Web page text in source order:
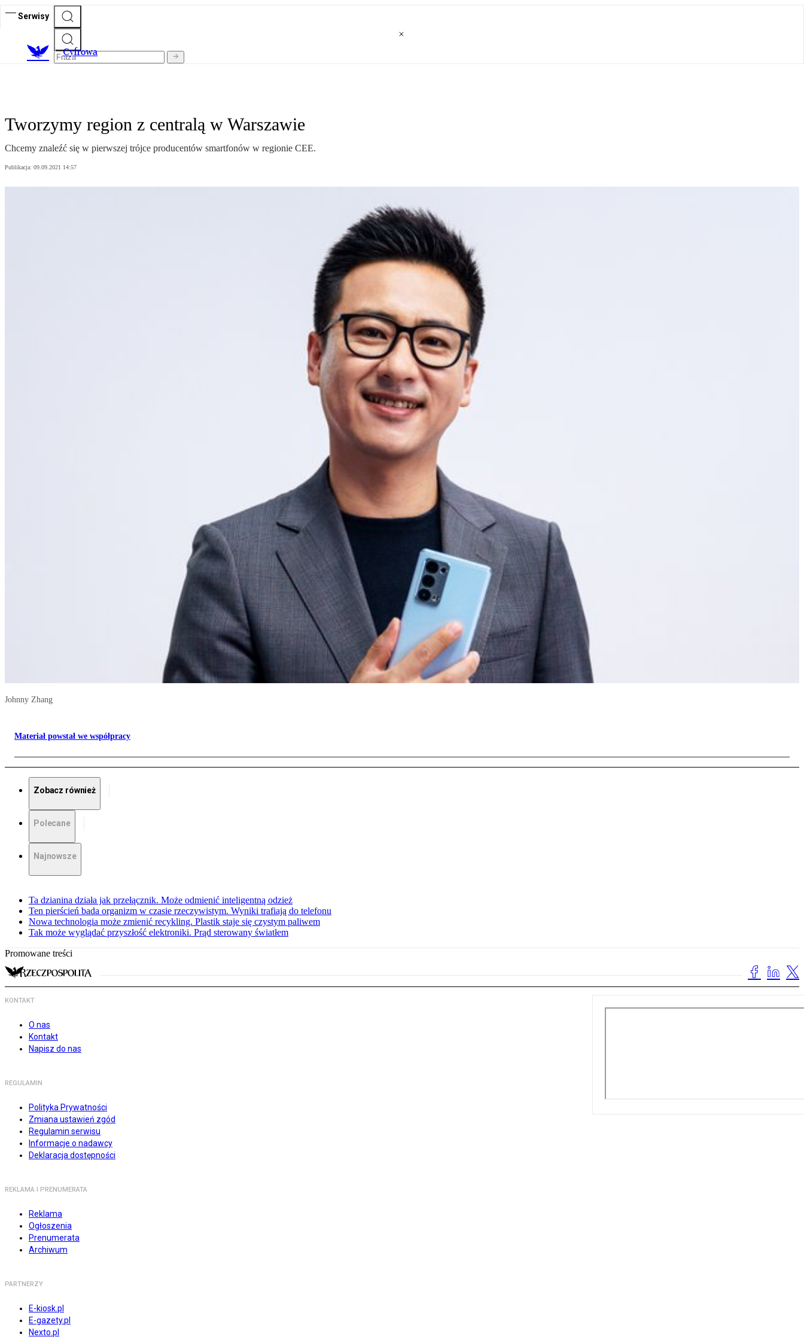
Serwisy
Cyfrowa
Tworzymy region z centralą w Warszawie
Chcemy znaleźć się w pierwszej trójce producentów smartfonów w regionie CEE.
Publikacja: 09.09.2021 14:57
Johnny Zhang
Materiał powstał we współpracy
Zobacz również
Polecane
Najnowsze
Ta dzianina działa jak przełącznik. Może odmienić inteligentną odzież
Ten pierścień bada organizm w czasie rzeczywistym. Wyniki trafiają do telefonu
Nowa technologia może zmienić recykling. Plastik staje się czystym paliwem
Tak może wyglądać przyszłość elektroniki. Prąd sterowany światłem
Promowane treści
KONTAKT
O nas
Kontakt
Napisz do nas
REGULAMIN
Polityka Prywatności
Zmiana ustawień zgód
Regulamin serwisu
Informacje o nadawcy
Deklaracja dostępności
REKLAMA I PRENUMERATA
Reklama
Ogłoszenia
Prenumerata
Archiwum
PARTNERZY
E-kiosk.pl
E-gazety.pl
Nexto.pl